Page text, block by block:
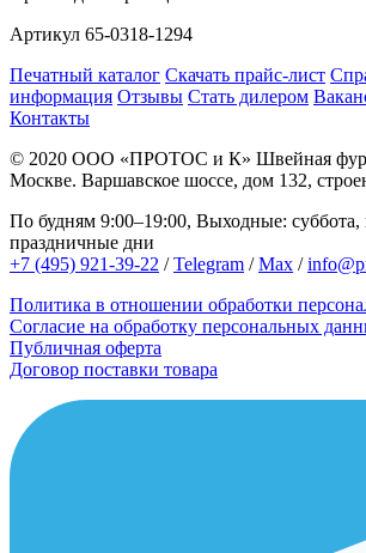
Артикул 65-0318-1294
Печатный каталог Скачать прайс-лист
информация Отзывы Стать дилером
Контакты
© 2020 ООО «ПРОТОС и К» Швейная
Москве. Варшавское шоссе, дом 132,
По будням 9:00–19:00, Выходные: суббота,
праздничные дни
+7 (495) 921-39-22 /Telegram /Max /
Политика в отношении обработки
Согласие на обработку персональных
Публичная оферта
Договор поставки товара